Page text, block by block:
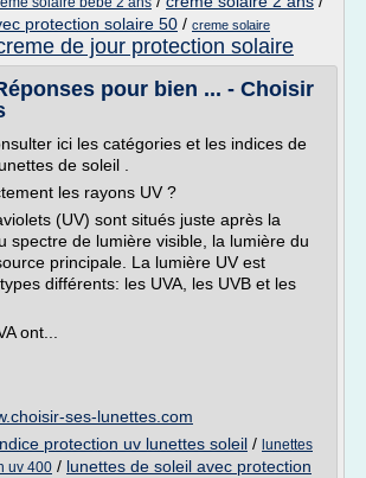
protection solaire 50 / creme solaire
de jour protection solaire
pour bien ... - Choisir
ici les catégories et les indices de
de soleil .
les rayons UV ?
(UV) sont situés juste après la
spectre de lumière visible, la lumière du
principale. La lumière UV est
différents: les UVA, les UVB et les
ont...
ses-lunettes.com
protection uv lunettes soleil / lunettes
uv 400 / lunettes de soleil avec protection